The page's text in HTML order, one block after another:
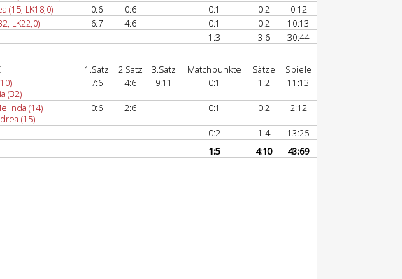
(15, LK18,0) 0:6 0:6 0:1 0:2
0:12
LK22,0) 6:7 4:6 0:1 0:2
10:13
1:3 3:6
30:44
1.Satz 2.Satz 3.Satz Matchpunkte Sätze
Spiele
(32)
7:6 4:6 9:11 0:1 1:2
11:13
(14)
(15)
0:6 2:6 0:1 0:2
2:12
0:2 1:4
13:25
1:5 4:10 43:69